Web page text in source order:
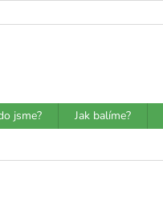
jsme? Jak balíme?